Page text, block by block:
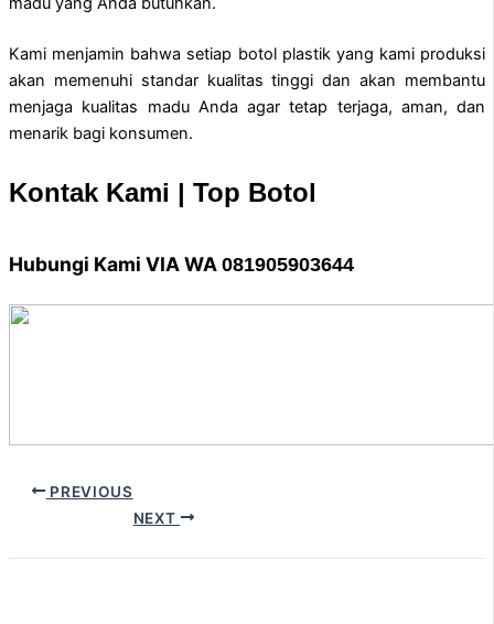
Kami menjamin bahwa setiap botol plastik yang kami produksi
akan memenuhi standar kualitas tinggi dan akan membantu
menjaga kualitas madu Anda agar tetap terjaga, aman, dan
menarik bagi konsumen.
Kontak Kami | Top Botol
Hubungi Kami VIA WA 081905903644
PREVIOUS
NEXT